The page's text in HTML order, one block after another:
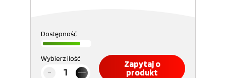
Dostępność
Wybierz ilość
Zapytaj o
produkt